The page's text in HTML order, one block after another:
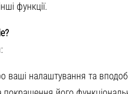
функції.
ваші налаштування та